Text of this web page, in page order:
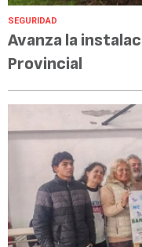
SEGURIDAD
Avanza la
Provincial